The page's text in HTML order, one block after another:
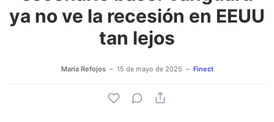
ya no ve la recesión en EEUU
tan lejos
María Refojos 15 de mayo de 2025 Finect